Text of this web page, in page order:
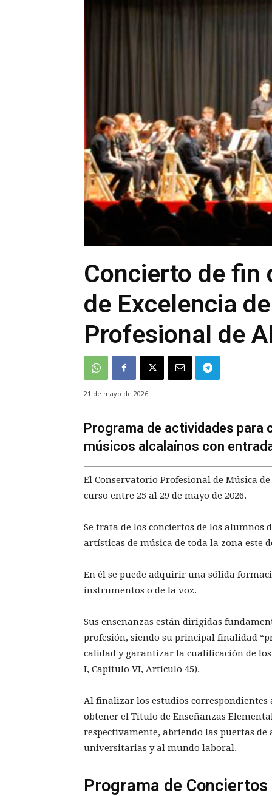
Concierto de fin
de Excelencia
Profesional de
21 de mayo de 2026
Programa de actividades para
músicos alcalaínos con
El Conservatorio Profesional de Música
curso entre 25 al 29 de mayo de 2026.
Se trata de los conciertos de los alumnos
artísticas de música de toda la zona este
En él se puede adquirir una sólida
instrumentos o de la voz.
Sus enseñanzas están dirigidas
profesión, siendo su principal finalidad
calidad y garantizar la cualificación de
I, Capítulo VI, Artículo 45).
Al finalizar los estudios correspondientes
obtener el Título de Enseñanzas
respectivamente, abriendo las puertas de
universitarias y al mundo laboral.
Programa de Conciertos